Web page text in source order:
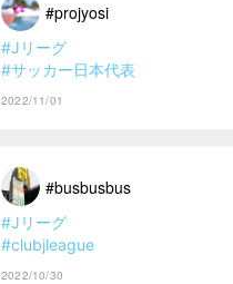
#projyosi
#Jリーグ
#サッカー日本代表
2022/11/01
#busbusbus
#Jリーグ
#clubjleague
2022/10/30